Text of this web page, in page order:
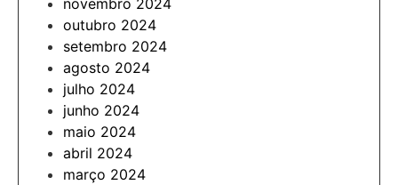
novembro 2024
outubro 2024
setembro 2024
agosto 2024
julho 2024
junho 2024
maio 2024
abril 2024
março 2024